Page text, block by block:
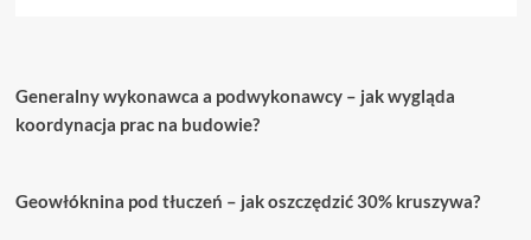
drzwi
balkonowe
–
do
Generalny wykonawca a podwykonawcy – jak wygląda
koordynacja prac na budowie?
Geowłóknina pod tłuczeń – jak oszczędzić 30% kruszywa?